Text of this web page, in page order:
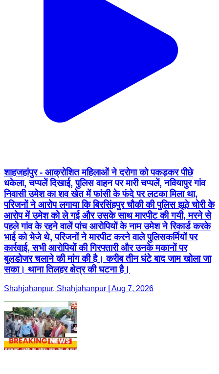
शाहजहांपुर - आक्रोशित महिलाओं ने दरोगा को पकड़कर पीछे
धकेला, चप्पलें दिखाई, पुलिस वाहन पर मारी चप्पलें, नवियापुर गांव
निवासी उमेश का शव खेत में फांसी के फंदे पर लटका मिला था,
परिजनों ने आरोप लगाया कि बिरसिंहपुर चौकी की पुलिस झूठे चोरी के
आरोप में उमेश को ले गई और उसके साथ मारपीट की गयी, मरने से
पहले गांव के रहने वालें पांच आरोपियों के नाम उमेश ने रिकार्ड करके
भाई को भेजे थे, परिजनों ने मारपीट करने वाले पुलिसकर्मियों पर
कार्रवाई, सभी आरोपियों की गिरफ्तारी और उनके मकानों पर
बुलडोजर चलाने की मांग की है। करीब तीन घंटे बाद जाम खोला जा
सका। थाना तिलहर क्षेत्र की घटना है।
Shahjahanpur, Shahjahanpur | Aug 7, 2026